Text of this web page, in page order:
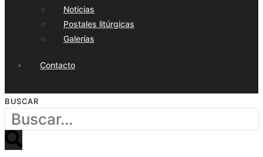
Noticias
Postales litúrgicas
Galerías
Contacto
BUSCAR